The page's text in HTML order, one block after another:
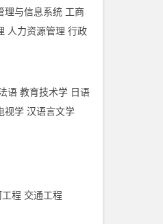
理与信息系统 工商
人力资源管理 行政
语 教育技术学 日语
视学 汉语言文学
工程 交通工程